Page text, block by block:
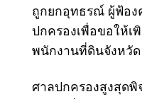
ถูกยกอุทธรณ์ ผู้ฟ้อง
ปกครองเพื่อขอให้เ
พนักงานที่ดินจังหวัด
ศาลปกครองสูงสุด